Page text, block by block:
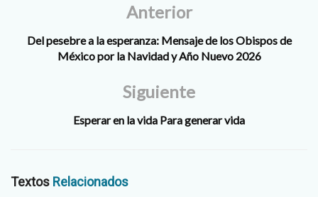
Anterior
Del pesebre a la esperanza: Mensaje de los Obispos de
México por la Navidad y Año Nuevo 2026
Siguiente
Esperar en la vida Para generar vida
Textos Relacionados